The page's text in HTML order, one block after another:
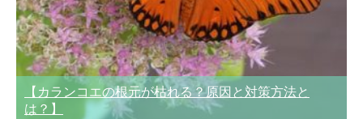
【カランコエの根元が枯れる？原因と対策方法と
は？】